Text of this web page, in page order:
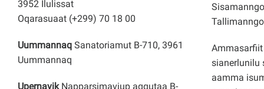
3952 Ilulissat
Oqarasuaat (+299) 70 18 00
Uummannaq Sanatoriamut B-710, 3961
Uummannaq
Upernavik Napparsimaviup aqqutaa B-
sianerlunilu
aamma